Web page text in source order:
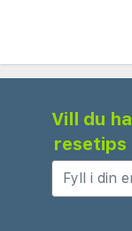
Vill du
resetips